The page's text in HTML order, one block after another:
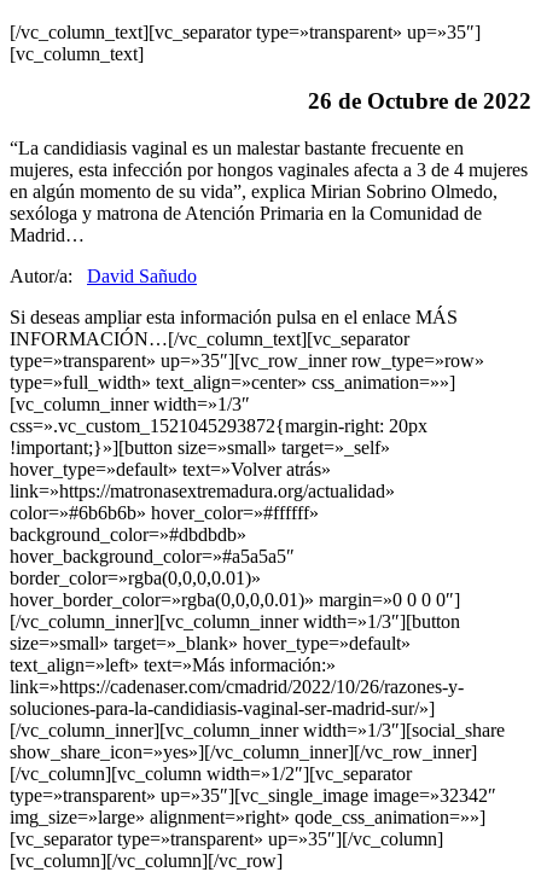
[/vc_column_text][vc_separator type=»transparent» up=»35″]
[vc_column_text]
26 de Octubre de 2022
“La candidiasis vaginal es un malestar bastante frecuente en
mujeres, esta infección por hongos vaginales afecta a 3 de 4 mujeres
en algún momento de su vida”, explica Mirian Sobrino Olmedo,
sexóloga y matrona de Atención Primaria en la Comunidad de
Madrid…
Autor/a: David Sañudo
Si deseas ampliar esta información pulsa en el enlace MÁS
INFORMACIÓN…[/vc_column_text][vc_separator
type=»transparent» up=»35″][vc_row_inner row_type=»row»
type=»full_width» text_align=»center» css_animation=»»]
[vc_column_inner width=»1/3″
css=».vc_custom_1521045293872{margin-right: 20px
!important;}»][button size=»small» target=»_self»
hover_type=»default» text=»Volver atrás»
link=»https://matronasextremadura.org/actualidad»
color=»#6b6b6b» hover_color=»#ffffff»
background_color=»#dbdbdb»
hover_background_color=»#a5a5a5″
border_color=»rgba(0,0,0,0.01)»
hover_border_color=»rgba(0,0,0,0.01)» margin=»0 0 0 0″]
[/vc_column_inner][vc_column_inner width=»1/3″][button
size=»small» target=»_blank» hover_type=»default»
text_align=»left» text=»Más información:»
link=»https://cadenaser.com/cmadrid/2022/10/26/razones-y-
soluciones-para-la-candidiasis-vaginal-ser-madrid-sur/»]
[/vc_column_inner][vc_column_inner width=»1/3″][social_share
show_share_icon=»yes»][/vc_column_inner][/vc_row_inner]
[/vc_column][vc_column width=»1/2″][vc_separator
type=»transparent» up=»35″][vc_single_image image=»32342″
img_size=»large» alignment=»right» qode_css_animation=»»]
[vc_separator type=»transparent» up=»35″][/vc_column]
[vc_column][/vc_column][/vc_row]